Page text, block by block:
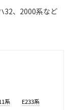
32、2000系など
系 E233系